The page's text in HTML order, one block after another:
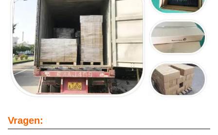
Vragen: